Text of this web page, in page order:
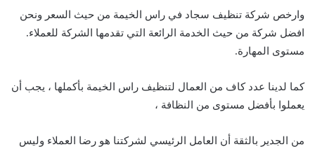
وارخص شركة تنظيف سجاد في راس الخيمة من حيث السعر ونحن
افضل شركة من حيث الخدمة الرائعة التي تقدمها الشركة للعملاء.
مستوى المهارة.
كما لدينا عدد كاف من العمال لتنظيف راس الخيمة بأكملها ، يجب أن
يعملوا بأفضل مستوى من النظافة ،
من الجدير بالثقة أن العامل الرئيسي لشركتنا هو رضا العملاء وليس